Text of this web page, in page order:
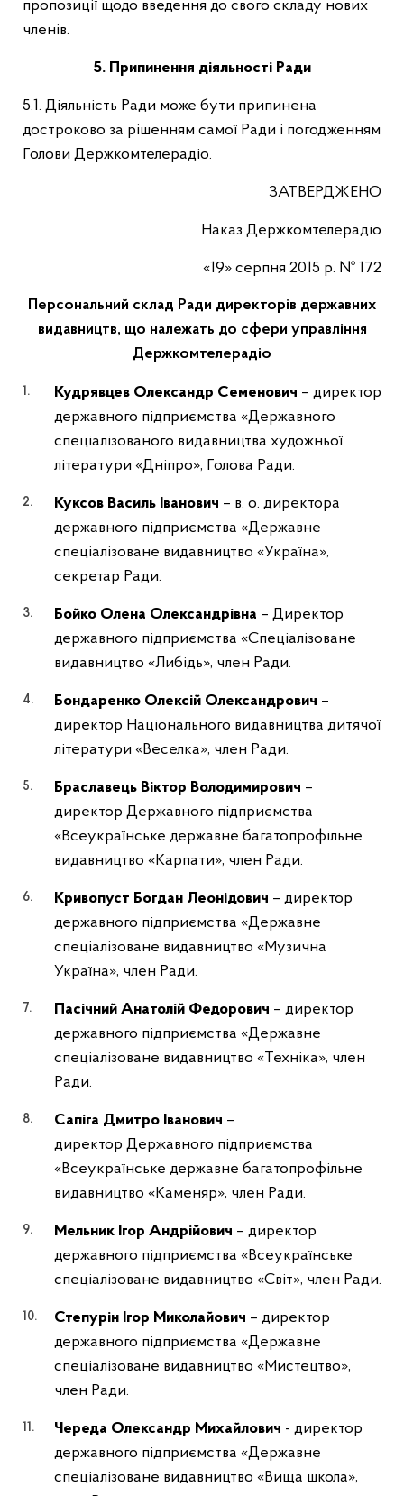
пропозиції щодо введення до свого складу нових
членів.
5. Припинення діяльності Ради
5.1. Діяльність Ради може бути припинена
достроково за рішенням самої Ради і погодженням
Голови Держкомтелерадіо.
ЗАТВЕРДЖЕНО
Наказ Держкомтелерадіо
«19» серпня 2015 р. № 172
Персональний склад Ради директорів державних
видавництв, що належать до сфери управління
Держкомтелерадіо
Кудрявцев Олександр Семенович – директор
державного підприємства «Державного
спеціалізованого видавництва художньої
літератури «Дніпро», Голова Ради.
Куксов Василь Іванович – в. о. директора
державного підприємства «Державне
спеціалізоване видавництво «Україна»,
секретар Ради.
Бойко Олена Олександрівна – Директор
державного підприємства «Спеціалізоване
видавництво «Либідь», член Ради.
Бондаренко Олексій Олександрович –
директор Національного видавництва дитячої
літератури «Веселка», член Ради.
Браславець Віктор Володимирович –
директор Державного підприємства
«Всеукраїнське державне багатопрофільне
видавництво «Карпати», член Ради.
Кривопуст Богдан Леонідович – директор
державного підприємства «Державне
спеціалізоване видавництво «Музична
Україна», член Ради.
Пасічний Анатолій Федорович – директор
державного підприємства «Державне
спеціалізоване видавництво «Техніка», член
Ради.
Сапіга Дмитро Іванович –
директор Державного підприємства
«Всеукраїнське державне багатопрофільне
видавництво «Каменяр», член Ради.
Мельник Ігор Андрійович – директор
державного підприємства «Всеукраїнське
спеціалізоване видавництво «Світ», член Ради.
Степурін Ігор Миколайович – директор
державного підприємства «Державне
спеціалізоване видавництво «Мистецтво»,
член Ради.
Череда Олександр Михайлович - директор
державного підприємства «Державне
спеціалізоване видавництво «Вища школа»,